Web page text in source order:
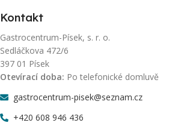
Kontakt
Gastrocentrum-Písek, s. r. o.
Sedláčkova 472/6
397 01 Písek
Otevírací doba: Po telefonické domluvě
gastrocentrum-pisek@seznam.cz
+420 608 946 436